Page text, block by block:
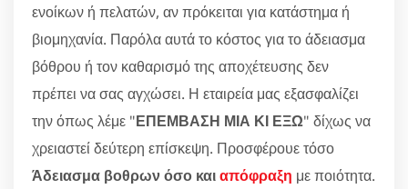
ενοίκων ή πελατών, αν πρόκειται για κατάστημα ή
βιομηχανία. Παρόλα αυτά το κόστος για το άδειασμα
βόθρου ή τον καθαρισμό της αποχέτευσης δεν
πρέπει να σας αγχώσει. Η εταιρεία μας εξασφαλίζει
την όπως λέμε "ΕΠΕΜΒΑΣΗ ΜΙΑ ΚΙ ΕΞΩ" δίχως να
χρειαστεί δεύτερη επίσκεψη. Προσφέρουε τόσο
Άδειασμα βοθρων όσο καιαπόφραξη με ποιότητα.